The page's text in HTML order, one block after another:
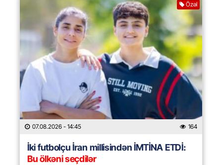
Özəl
07.08.2026 - 14:45 164
İki futbolçu İran millisindən İMTİNA ETDİ:
Bu ölkəni seçdilər